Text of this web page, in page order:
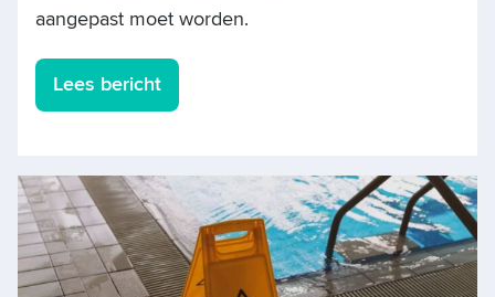
aangepast moet worden.
Lees bericht